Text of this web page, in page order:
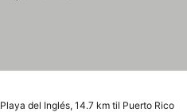
Playa del Inglés, 14.7 km til Puerto Rico